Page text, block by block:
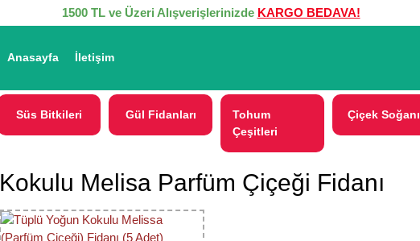
1500 TL ve Üzeri Alışverişlerinizde KARGO BEDAVA!
Anasayfa İletişim
Süs Bitkileri Gül Fidanları
Tohum
Çeşitleri
Çiçek Soğanı
Kokulu Melisa Parfüm Çiçeği Fidanı